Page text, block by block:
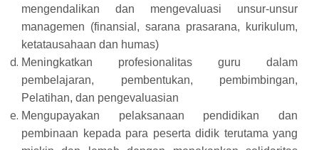
mengendalikan dan mengevaluasi unsur-unsur
managemen (finansial, sarana prasarana, kurikulum,
ketatausahaan dan humas)
Meningkatkan profesionalitas guru dalam
pembelajaran, pembentukan, pembimbingan,
Pelatihan, dan pengevaluasian
Mengupayakan pelaksanaan pendidikan dan
pembinaan kepada para peserta didik terutama yang